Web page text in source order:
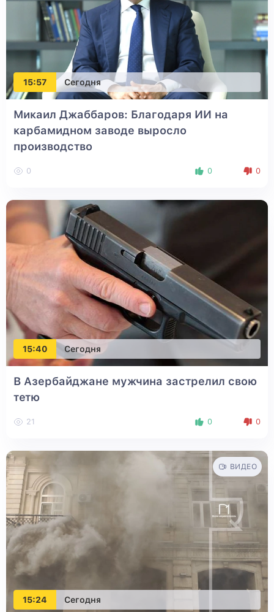
15:57 Сегодня
Микаил Джаббаров: Благодаря ИИ на
карбамидном заводе выросло
производство
0 0 0
15:40 Сегодня
В Азербайджане мужчина застрелил свою
тетю
21 0 0
15:24 Сегодня
ВИДЕО